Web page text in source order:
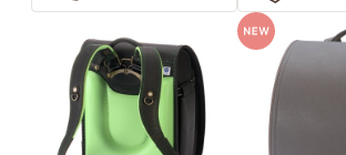
世界にひとつだけの、
お子さまのお気に入りがきっと見つ
ランドセルカラーの選び方ガイドをお